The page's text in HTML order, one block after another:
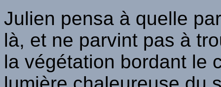
Julien pensa à quelle
là, et ne parvint pas à
la végétation bordant le